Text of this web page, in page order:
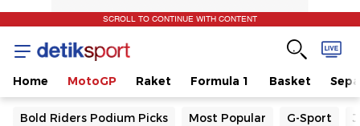
SCROLL TO CONTINUE WITH CONTENT
Home MotoGP Raket Formula 1 Basket
Bold Riders Podium Picks Most Popular G-Sport